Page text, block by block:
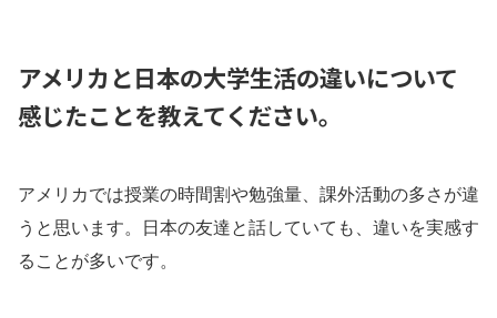
アメリカと日本の大学生活の違いについて
感じたことを教えてください。
アメリカでは授業の時間割や勉強量、課外活動の多さが違
うと思います。日本の友達と話していても、違いを実感す
ることが多いです。